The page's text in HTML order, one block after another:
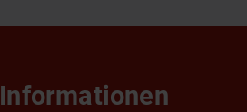
Informationen